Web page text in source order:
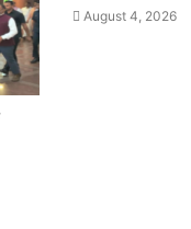
August 4, 2026